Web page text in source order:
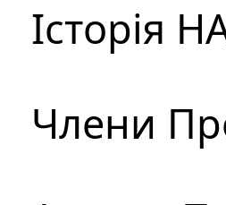
Історія
Члени